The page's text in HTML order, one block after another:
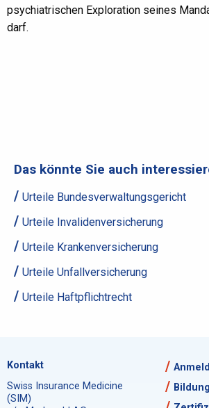
psychiatrischen Exploration seines
darf.
Das könnte Sie auch
Urteile Bundesverwaltungsgericht
Urteile Invalidenversicherung
Urteile Krankenversicherung
Urteile Unfallversicherung
Urteile Haftpflichtrecht
Kontakt
Swiss Insurance Medicine
(SIM)
Bildung